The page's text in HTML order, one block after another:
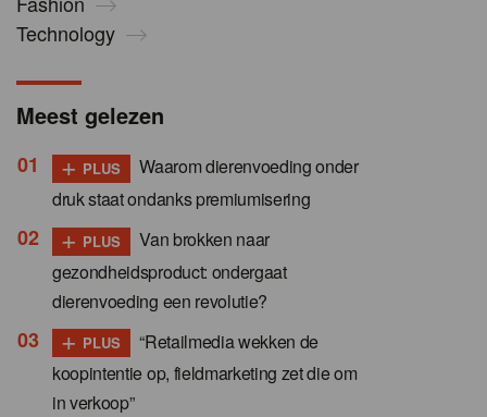
Technology
Meest gelezen
+ PLUS
Waarom dierenvoeding onder
druk staat ondanks premiumisering
+ PLUS
Van brokken naar
gezondheidsproduct: ondergaat
dierenvoeding een revolutie?
+ PLUS
“Retailmedia wekken de
koopintentie op, fieldmarketing zet die om
in verkoop”